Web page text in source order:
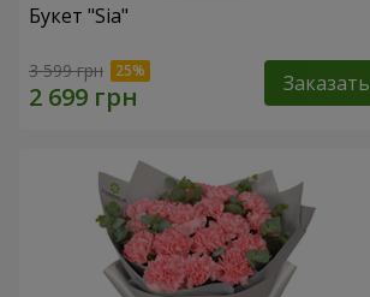
Букет "Sia"
3 599 грн Заказать